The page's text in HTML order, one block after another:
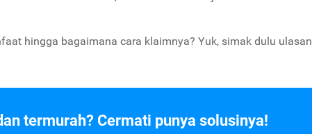
hingga bagaimana cara klaimnya? Yuk, simak dulu ulasan
termurah? Cermati punya solusinya!